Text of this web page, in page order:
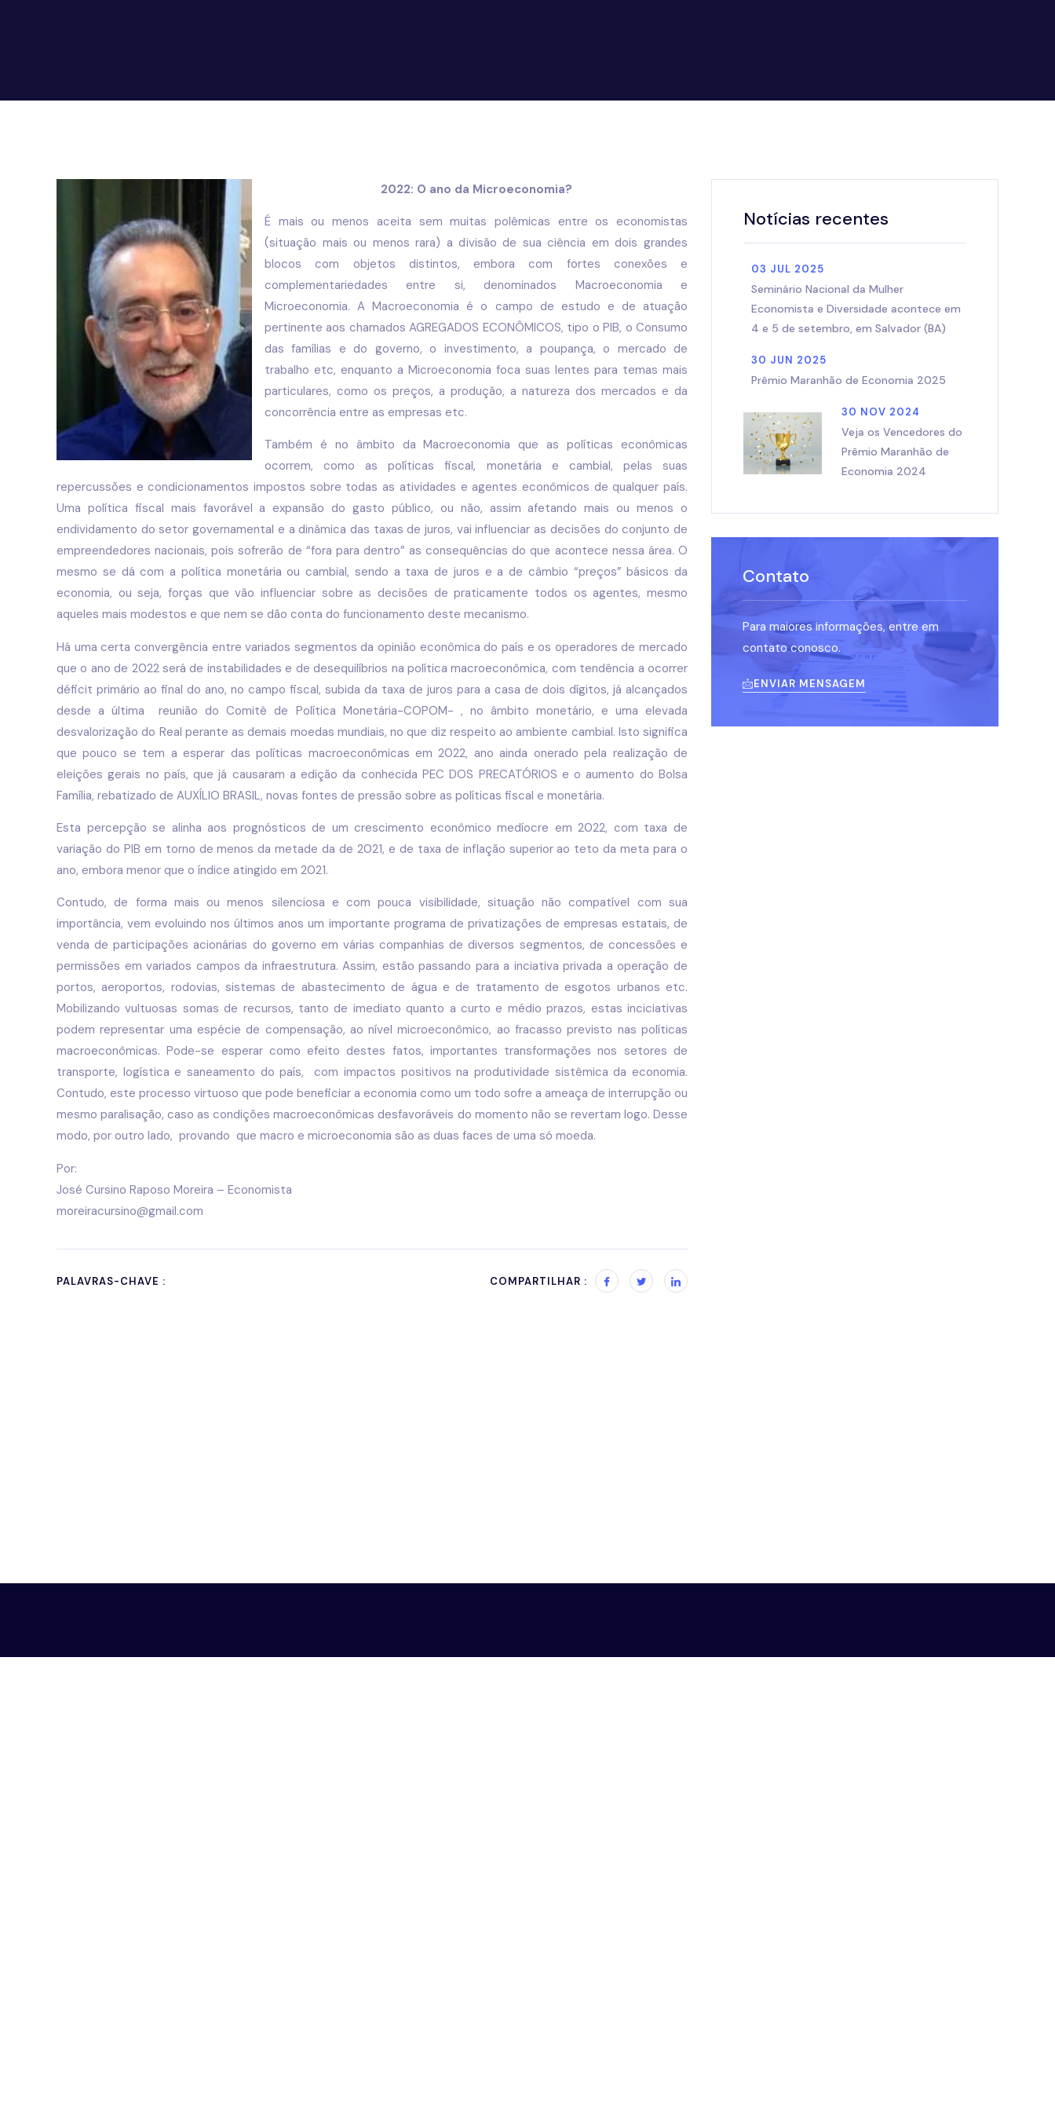
2022: O ano da Microeconomia?
É mais ou menos aceita sem muitas polêmicas entre os economistas
(situação mais ou menos rara) a divisão de sua ciência em dois grandes
blocos com objetos distintos, embora com fortes conexões e
complementariedades entre si, denominados Macroeconomia e
Microeconomia. A Macroeconomia é o campo de estudo e de atuação
pertinente aos chamados AGREGADOS ECONÔMICOS, tipo o PIB, o Consumo
das famílias e do governo, o investimento, a poupança, o mercado de
trabalho etc, enquanto a Microeconomia foca suas lentes para temas mais
particulares, como os preços, a produção, a natureza dos mercados e da
concorrência entre as empresas etc.
Também é no âmbito da Macroeconomia que as políticas econômicas
ocorrem, como as políticas fiscal, monetária e cambial, pelas suas
repercussões e condicionamentos impostos sobre todas as atividades e agentes econômicos de qualquer país.
Uma política fiscal mais favorável a expansão do gasto público, ou não, assim afetando mais ou menos o
endividamento do setor governamental e a dinâmica das taxas de juros, vai influenciar as decisões do conjunto de
empreendedores nacionais, pois sofrerão de “fora para dentro” as consequências do que acontece nessa área. O
mesmo se dá com a política monetária ou cambial, sendo a taxa de juros e a de câmbio “preços” básicos da
economia, ou seja, forças que vão influenciar sobre as decisões de praticamente todos os agentes, mesmo
aqueles mais modestos e que nem se dão conta do funcionamento deste mecanismo.
Há uma certa convergência entre variados segmentos da opinião econômica do país e os operadores de mercado
que o ano de 2022 será de instabilidades e de desequilíbrios na política macroeconômica, com tendência a ocorrer
déficit primário ao final do ano, no campo fiscal, subida da taxa de juros para a casa de dois dígitos, já alcançados
desde a última reunião do Comitê de Política Monetária-COPOM- , no âmbito monetário, e uma elevada
desvalorização do Real perante as demais moedas mundiais, no que diz respeito ao ambiente cambial. Isto significa
que pouco se tem a esperar das políticas macroeconômicas em 2022, ano ainda onerado pela realização de
eleições gerais no país, que já causaram a edição da conhecida PEC DOS PRECATÓRIOS e o aumento do Bolsa
Família, rebatizado de AUXÍLIO BRASIL, novas fontes de pressão sobre as políticas fiscal e monetária.
Esta percepção se alinha aos prognósticos de um crescimento econômico medíocre em 2022, com taxa de
variação do PIB em torno de menos da metade da de 2021, e de taxa de inflação superior ao teto da meta para o
ano, embora menor que o índice atingido em 2021.
Contudo, de forma mais ou menos silenciosa e com pouca visibilidade, situação não compatível com sua
importância, vem evoluindo nos últimos anos um importante programa de privatizações de empresas estatais, de
venda de participações acionárias do governo em várias companhias de diversos segmentos, de concessões e
permissões em variados campos da infraestrutura. Assim, estão passando para a inciativa privada a operação de
portos, aeroportos, rodovias, sistemas de abastecimento de água e de tratamento de esgotos urbanos etc.
Mobilizando vultuosas somas de recursos, tanto de imediato quanto a curto e médio prazos, estas inciciativas
podem representar uma espécie de compensação, ao nível microeconômico, ao fracasso previsto nas políticas
macroeconômicas. Pode-se esperar como efeito destes fatos, importantes transformações nos setores de
transporte, logística e saneamento do país, com impactos positivos na produtividade sistêmica da economia.
Contudo, este processo virtuoso que pode beneficiar a economia como um todo sofre a ameaça de interrupção ou
mesmo paralisação, caso as condições macroeconômicas desfavoráveis do momento não se revertam logo. Desse
modo, por outro lado, provando que macro e microeconomia são as duas faces de uma só moeda.
Por:
José Cursino Raposo Moreira – Economista
moreiracursino@gmail.com
PALAVRAS-CHAVE : COMPARTILHAR :
Notícias recentes
03 JUL 2025
Seminário Nacional da Mulher
Economista e Diversidade acontece em
4 e 5 de setembro, em Salvador (BA)
30 JUN 2025
Prêmio Maranhão de Economia 2025
30 NOV 2024
Veja os Vencedores do
Prêmio Maranhão de
Economia 2024
Contato
Para maiores informações, entre em
contato conosco.
ENVIAR MENSAGEM